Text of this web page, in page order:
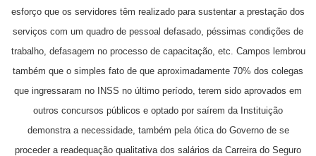
esforço que os servidores têm realizado para sustentar a prestação dos
serviços com um quadro de pessoal defasado, péssimas condições de
trabalho, defasagem no processo de capacitação, etc. Campos lembrou
também que o simples fato de que aproximadamente 70% dos colegas
que ingressaram no INSS no último período, terem sido aprovados em
outros concursos públicos e optado por saírem da Instituição
demonstra a necessidade, também pela ótica do Governo de se
proceder a readequação qualitativa dos salários da Carreira do Seguro